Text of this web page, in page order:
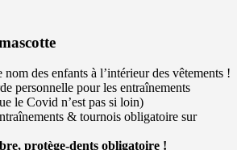
nom des enfants à l’intérieur des vêtements !
personnelle pour les entraînements
le Covid n’est pas si loin)
& tournois obligatoire sur
protège-dents obligatoire !